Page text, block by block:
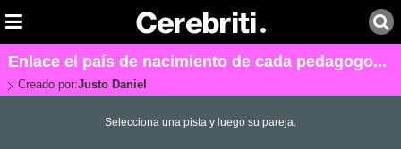
Enlace el país de nacimiento de cada pedagogo...
Creado por:Justo Daniel
Selecciona una pista y luego su pareja.